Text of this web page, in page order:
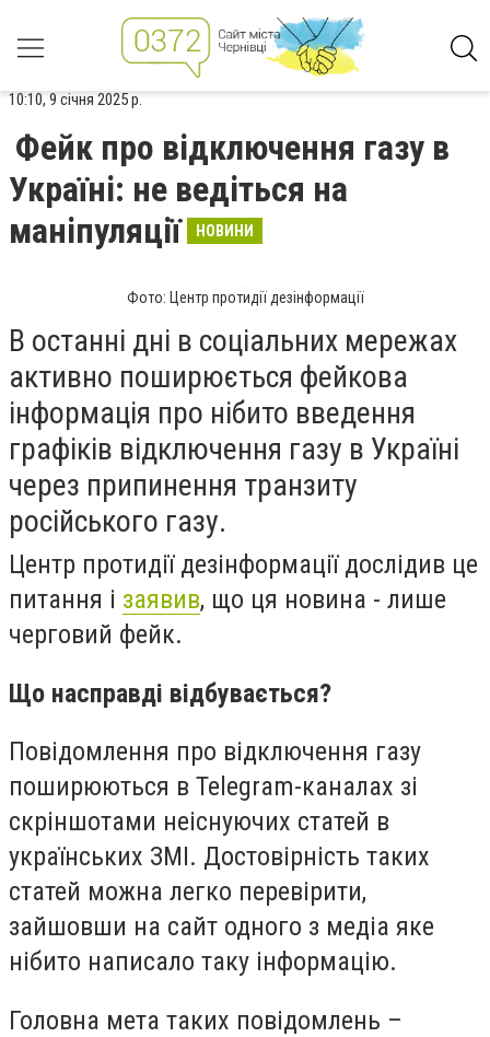
10:10, 9 січня 2025 р.
Фейк про відключення газу в
Україні: не ведіться на
маніпуляції
НОВИНИ
Фото: Центр протидії дезінформації
В останні дні в соціальних мережах
активно поширюється фейкова
інформація про нібито введення
графіків відключення газу в Україні
через припинення транзиту
російського газу.
Центр протидії дезінформації дослідив це
питання і заявив, що ця новина - лише
черговий фейк.
Що насправді відбувається?
Повідомлення про відключення газу
поширюються в Telegram-каналах зі
скріншотами неіснуючих статей в
українських ЗМІ. Достовірність таких
статей можна легко перевірити,
зайшовши на сайт одного з медіа яке
нібито написало таку інформацію.
Головна мета таких повідомлень –